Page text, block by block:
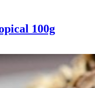
100g